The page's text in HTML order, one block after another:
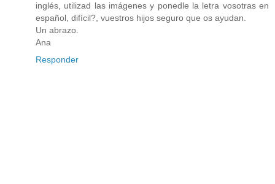
inglés, utilizad las imágenes y ponedle la letra vosotras en
español, difícil?, vuestros hijos seguro que os ayudan.
Un abrazo.
Ana
Responder